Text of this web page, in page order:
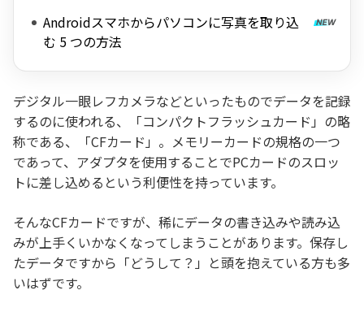
Androidスマホからパソコンに写真を取り込
む 5 つの方法
デジタル一眼レフカメラなどといったものでデータを記録
するのに使われる、「コンパクトフラッシュカード」の略
称である、「CFカード」。メモリーカードの規格の一つ
であって、アダプタを使用することでPCカードのスロッ
トに差し込めるという利便性を持っています。
そんなCFカードですが、稀にデータの書き込みや読み込
みが上手くいかなくなってしまうことがあります。保存し
たデータですから「どうして？」と頭を抱えている方も多
いはずです。